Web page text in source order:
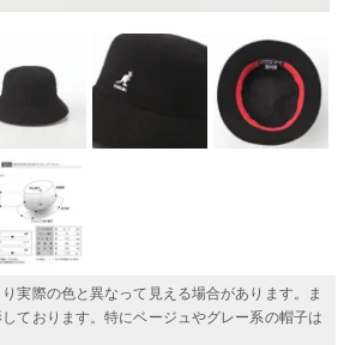
実際の色と異なって見える場合があります。ま
ております。特にベージュやグレー系の帽子は